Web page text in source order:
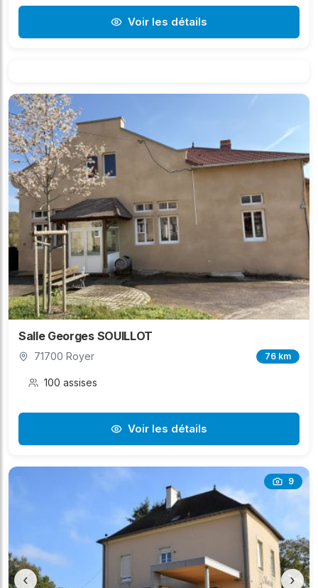
Voir les détails
Salle Georges SOUILLOT
71700 Royer 76 km
100 assises
Voir les détails
9
‹ ›